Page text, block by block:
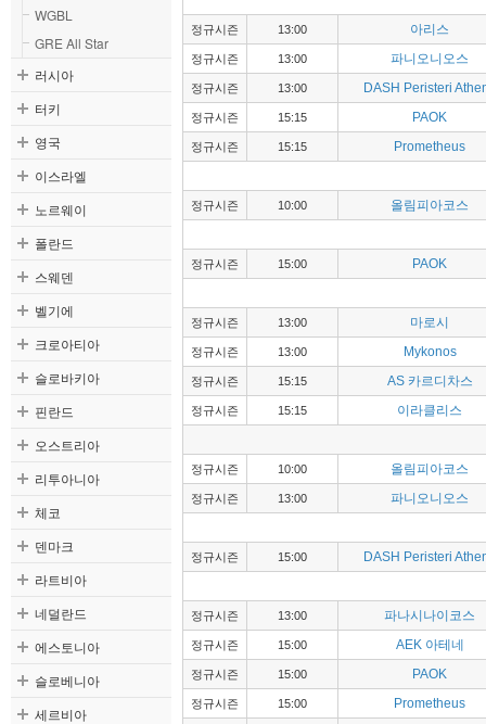
WGBL
GRE All Star
러시아
터키
영국
이스라엘
노르웨이
폴란드
스웨덴
벨기에
크로아티아
슬로바키아
핀란드
오스트리아
리투아니아
체코
덴마크
라트비아
네덜란드
에스토니아
슬로베니아
세르비아
정규시즌 13:00 아리스
정규시즌 13:00 파니오니오스
정규시즌 13:00 DASH Peristeri
정규시즌 15:15 PAOK
정규시즌 15:15 Prometheus
정규시즌 10:00 올림피아코스
정규시즌 15:00 PAOK
정규시즌 13:00 마로시
정규시즌 13:00 Mykonos
정규시즌 15:15 AS 카르디차스
정규시즌 15:15 이라클리스
정규시즌 10:00 올림피아코스
정규시즌 13:00 파니오니오스
정규시즌 15:00 DASH Peristeri
정규시즌 13:00 파나시나이코스
정규시즌 15:00 AEK 아테네
정규시즌 15:00 PAOK
정규시즌 15:00 Prometheus